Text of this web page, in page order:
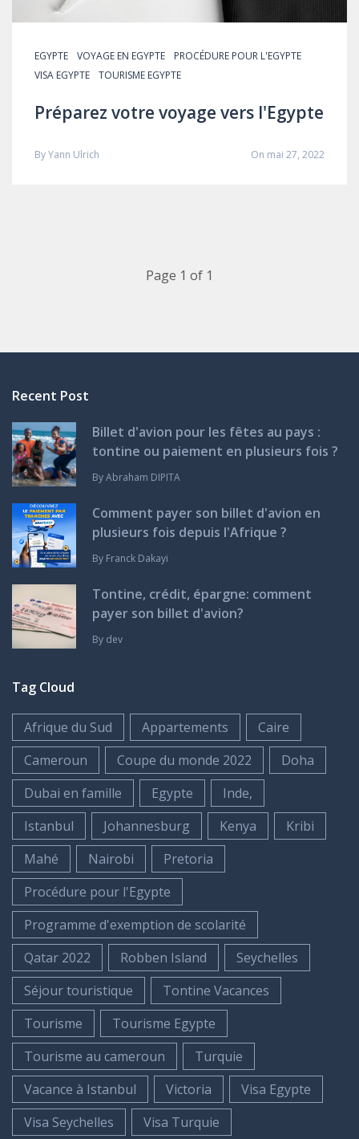
EGYPTE VOYAGE EN EGYPTE
PROCÉDURE POUR L'EGYPTE
VISA EGYPTE
TOURISME EGYPTE
Préparez votre voyage vers l'Egypte
ByYann Ulrich On mai 27, 2022
Page 1 of 1
Recent Post
Billet d'avion pour les fêtes au pays :
tontine ou paiement en plusieurs fois ?
ByAbraham DIPITA
Comment payer son billet d'avion en
plusieurs fois depuis l'Afrique ?
By Franck Dakayi
Tontine, crédit, épargne: comment
payer son billet d'avion?
By dev
Tag Cloud
Afrique du Sud Appartements
Caire
Cameroun
Coupe du monde 2022
Doha
Dubai en famille
Egypte
Inde,
Istanbul
Johannesburg Kenya
Kribi
Mahé
Nairobi
Pretoria
Procédure pour l'Egypte
Programme d'exemption de scolarité
Qatar 2022
Robben Island
Seychelles
Séjour touristique
Tontine Vacances
Tourisme
Tourisme Egypte
Tourisme au cameroun
Turquie
Vacance à Istanbul
Victoria
Visa Egypte
Visa Seychelles
Visa Turquie